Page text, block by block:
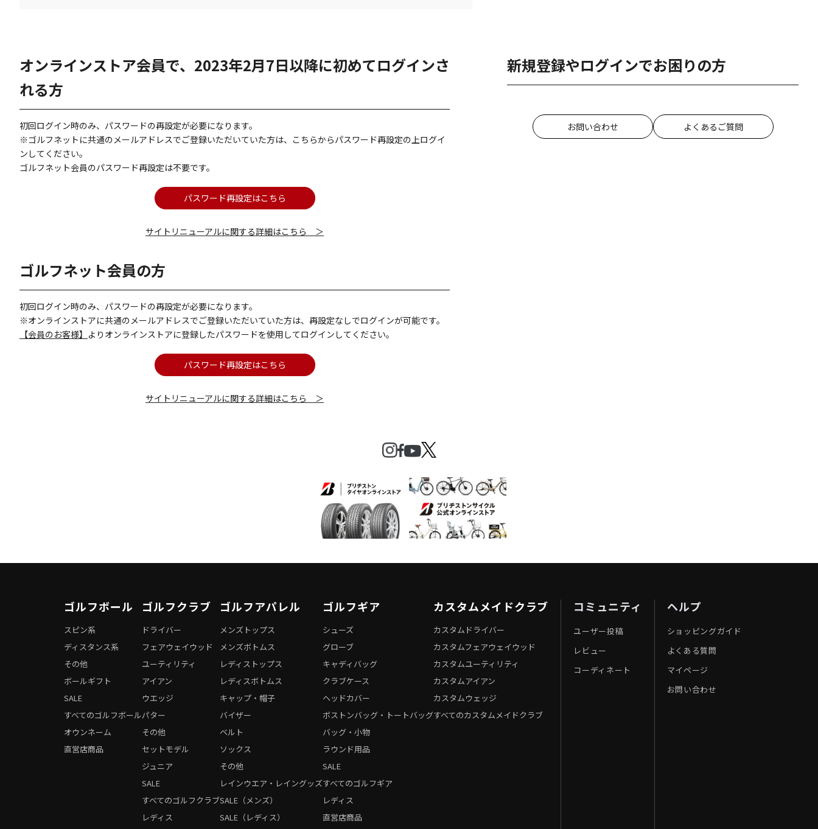
オンラインストア会員で、2023年2月7日以降に初めてログインさ
れる方
初回ログイン時のみ、パスワードの再設定が必要になります。
※ゴルフネットに共通のメールアドレスでご登録いただいていた方は、こちらからパスワード再設定の上ログイ
ンしてください。
ゴルフネット会員のパスワード再設定は不要です。
パスワード再設定はこちら
サイトリニューアルに関する詳細はこちら ＞
ゴルフネット会員の方
初回ログイン時のみ、パスワードの再設定が必要になります。
※オンラインストアに共通のメールアドレスでご登録いただいていた方は、再設定なしでログインが可能です。
【会員のお客様】 よりオンラインストアに登録したパスワードを使用してログインしてください。
パスワード再設定はこちら
サイトリニューアルに関する詳細はこちら ＞
新規登録やログインでお困りの方
お問い合わせ よくあるご質問
ゴルフボール
オウンネーム
直営店商品
スピン系
ディスタンス系
その他
ボールギフト
SALE
すべてのゴルフボール
ゴルフクラブ
レディス
ドライバー
フェアウェイウッド
ユーティリティ
アイアン
ウエッジ
パター
その他
セットモデル
ジュニア
SALE
すべてのゴルフクラブ
ゴルフアパレル
メンズトップス
メンズボトムス
レディストップス
レディスボトムス
キャップ・帽子
バイザー
ベルト
ソックス
その他
レインウエア・レイングッズ
SALE（メンズ）
SALE（レディス）
ゴルフギア
レディス
直営店商品
シューズ
グローブ
キャディバッグ
クラブケース
ヘッドカバー
ボストンバッグ・トートバッグ
バッグ・小物
ラウンド用品
SALE
すべてのゴルフギア
カスタムメイドクラブ
カスタムドライバー
カスタムフェアウェイウッド
カスタムユーティリティ
カスタムアイアン
カスタムウェッジ
すべてのカスタムメイドクラブ
コミュニティ
ユーザー投稿
レビュー
コーディネート
ヘルプ
ショッピングガイド
よくある質問
マイページ
お問い合わせ